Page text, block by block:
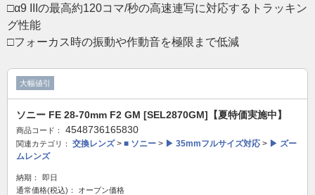
□α9 IIIの最高約120コマ/秒の高速連写に対応するトラッキン
グ性能
□フォーカス時の振動や作動音を極限まで低減
大幅値引
ソニー FE 28-70mm F2 GM [SEL2870GM]【夏特価実施中】
商品コード： 4548736165830
関連カテゴリ： 交換レンズ> ■ ソニー > ▶ 35mmフルサイズ対応 > ▶ ズー
ムレンズ
納期：
即日
通常価格(税込)：
オープン価格